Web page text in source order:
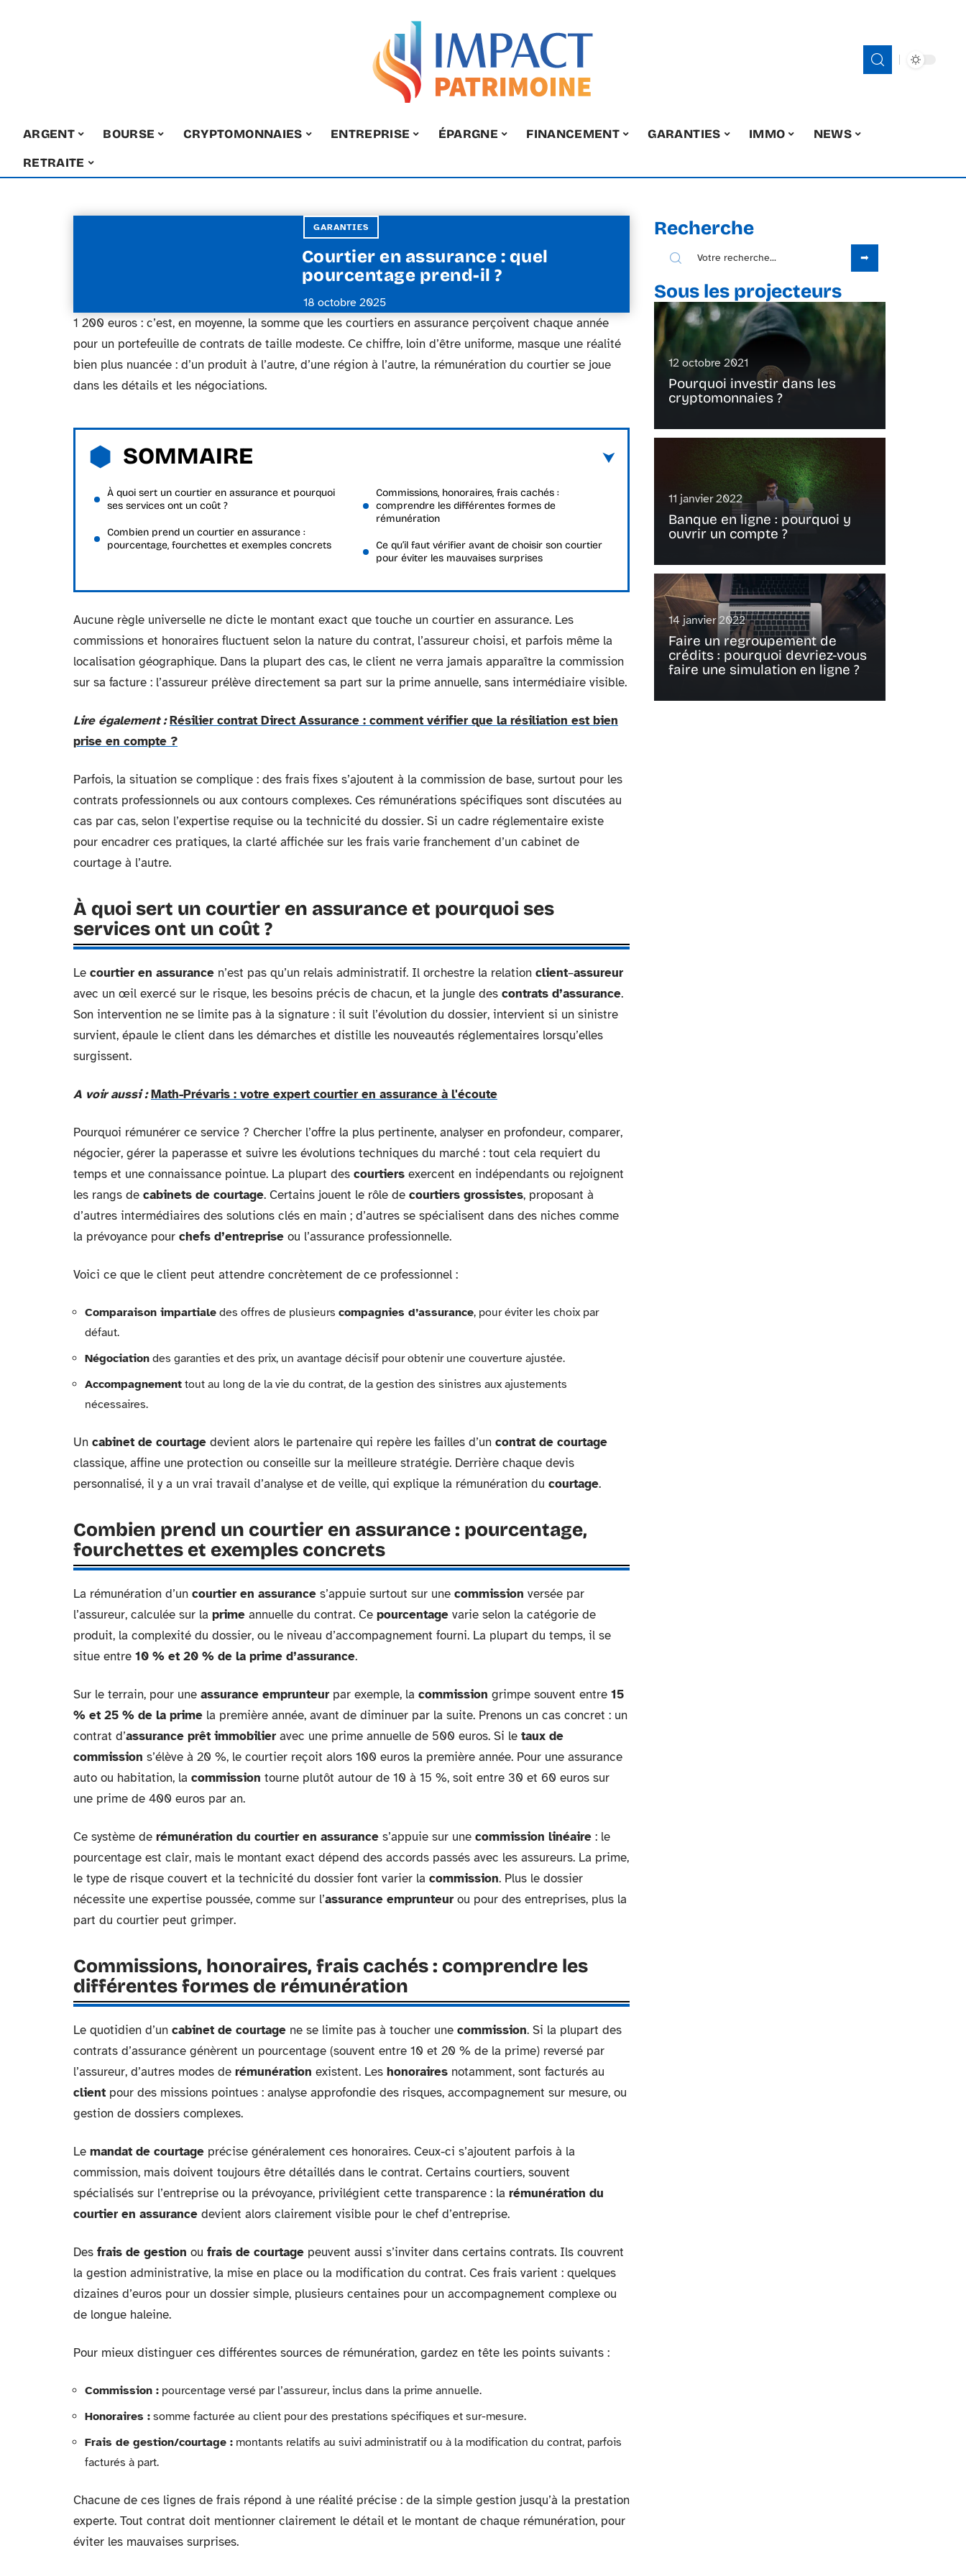
ARGENT BOURSE CRYPTOMONNAIES ENTREPRISE ÉPARGNE FINANCEMENT GARANTIES IMMO
NEWS
RETRAITE
GARANTIES
Courtier en assurance : quel
pourcentage prend-il ?
18 octobre 2025
1 200 euros : c’est, en moyenne, la somme que les courtiers en assurance perçoivent chaque année
pour un portefeuille de contrats de taille modeste. Ce chiffre, loin d’être uniforme, masque une réalité
bien plus nuancée : d’un produit à l’autre, d’une région à l’autre, la rémunération du courtier se joue
dans les détails et les négociations.
SOMMAIRE
À quoi sert un courtier en assurance et pourquoi
ses services ont un coût ?
Combien prend un courtier en assurance :
pourcentage, fourchettes et exemples concrets
Commissions, honoraires, frais cachés :
comprendre les différentes formes de
rémunération
Ce qu’il faut vérifier avant de choisir son courtier
pour éviter les mauvaises surprises
Aucune règle universelle ne dicte le montant exact que touche un courtier en assurance. Les
commissions et honoraires fluctuent selon la nature du contrat, l’assureur choisi, et parfois même la
localisation géographique. Dans la plupart des cas, le client ne verra jamais apparaître la commission
sur sa facture : l’assureur prélève directement sa part sur la prime annuelle, sans intermédiaire visible.
Lire également : Résilier contrat Direct Assurance : comment vérifier que la résiliation est bien
prise en compte ?
Parfois, la situation se complique : des frais fixes s’ajoutent à la commission de base, surtout pour les
contrats professionnels ou aux contours complexes. Ces rémunérations spécifiques sont discutées au
cas par cas, selon l’expertise requise ou la technicité du dossier. Si un cadre réglementaire existe
pour encadrer ces pratiques, la clarté affichée sur les frais varie franchement d’un cabinet de
courtage à l’autre.
À quoi sert un courtier en assurance et pourquoi ses
services ont un coût ?
Le courtier en assurance n’est pas qu’un relais administratif. Il orchestre la relation client–assureur
avec un œil exercé sur le risque, les besoins précis de chacun, et la jungle des contrats d’assurance.
Son intervention ne se limite pas à la signature : il suit l’évolution du dossier, intervient si un sinistre
survient, épaule le client dans les démarches et distille les nouveautés réglementaires lorsqu’elles
surgissent.
A voir aussi : Math-Prévaris : votre expert courtier en assurance à l'écoute
Pourquoi rémunérer ce service ? Chercher l’offre la plus pertinente, analyser en profondeur, comparer,
négocier, gérer la paperasse et suivre les évolutions techniques du marché : tout cela requiert du
temps et une connaissance pointue. La plupart des courtiers exercent en indépendants ou rejoignent
les rangs de cabinets de courtage. Certains jouent le rôle de courtiers grossistes, proposant à
d’autres intermédiaires des solutions clés en main ; d’autres se spécialisent dans des niches comme
la prévoyance pour chefs d’entreprise ou l’assurance professionnelle.
Voici ce que le client peut attendre concrètement de ce professionnel :
Comparaison impartiale des offres de plusieurs compagnies d’assurance, pour éviter les choix par
défaut.
Négociation des garanties et des prix, un avantage décisif pour obtenir une couverture ajustée.
Accompagnement tout au long de la vie du contrat, de la gestion des sinistres aux ajustements
nécessaires.
Un cabinet de courtage devient alors le partenaire qui repère les failles d’un contrat de courtage
classique, affine une protection ou conseille sur la meilleure stratégie. Derrière chaque devis
personnalisé, il y a un vrai travail d’analyse et de veille, qui explique la rémunération du courtage.
Combien prend un courtier en assurance : pourcentage,
fourchettes et exemples concrets
La rémunération d’un courtier en assurance s’appuie surtout sur une commission versée par
l’assureur, calculée sur la prime annuelle du contrat. Ce pourcentage varie selon la catégorie de
produit, la complexité du dossier, ou le niveau d’accompagnement fourni. La plupart du temps, il se
situe entre 10 % et 20 % de la prime d’assurance.
Sur le terrain, pour une assurance emprunteur par exemple, la commission grimpe souvent entre 15
% et 25 % de la prime la première année, avant de diminuer par la suite. Prenons un cas concret : un
contrat d’assurance prêt immobilier avec une prime annuelle de 500 euros. Si le taux de
commission s’élève à 20 %, le courtier reçoit alors 100 euros la première année. Pour une assurance
auto ou habitation, la commission tourne plutôt autour de 10 à 15 %, soit entre 30 et 60 euros sur
une prime de 400 euros par an.
Ce système de rémunération du courtier en assurance s’appuie sur une commission linéaire : le
pourcentage est clair, mais le montant exact dépend des accords passés avec les assureurs. La prime,
le type de risque couvert et la technicité du dossier font varier la commission. Plus le dossier
nécessite une expertise poussée, comme sur l’assurance emprunteur ou pour des entreprises, plus la
part du courtier peut grimper.
Commissions, honoraires, frais cachés : comprendre les
différentes formes de rémunération
Le quotidien d’un cabinet de courtage ne se limite pas à toucher une commission. Si la plupart des
contrats d’assurance génèrent un pourcentage (souvent entre 10 et 20 % de la prime) reversé par
l’assureur, d’autres modes de rémunération existent. Les honoraires notamment, sont facturés au
client pour des missions pointues : analyse approfondie des risques, accompagnement sur mesure, ou
gestion de dossiers complexes.
Le mandat de courtage précise généralement ces honoraires. Ceux-ci s’ajoutent parfois à la
commission, mais doivent toujours être détaillés dans le contrat. Certains courtiers, souvent
spécialisés sur l’entreprise ou la prévoyance, privilégient cette transparence : la rémunération du
courtier en assurance devient alors clairement visible pour le chef d’entreprise.
Des frais de gestion ou frais de courtage peuvent aussi s’inviter dans certains contrats. Ils couvrent
la gestion administrative, la mise en place ou la modification du contrat. Ces frais varient : quelques
dizaines d’euros pour un dossier simple, plusieurs centaines pour un accompagnement complexe ou
de longue haleine.
Pour mieux distinguer ces différentes sources de rémunération, gardez en tête les points suivants :
Commission : pourcentage versé par l’assureur, inclus dans la prime annuelle.
Honoraires : somme facturée au client pour des prestations spécifiques et sur-mesure.
Frais de gestion/courtage : montants relatifs au suivi administratif ou à la modification du contrat, parfois
facturés à part.
Chacune de ces lignes de frais répond à une réalité précise : de la simple gestion jusqu’à la prestation
experte. Tout contrat doit mentionner clairement le détail et le montant de chaque rémunération, pour
éviter les mauvaises surprises.
Recherche
Sous les projecteurs
12 octobre 2021
Pourquoi investir dans les
cryptomonnaies ?
11 janvier 2022
Banque en ligne : pourquoi y
ouvrir un compte ?
14 janvier 2022
Faire un regroupement de
crédits : pourquoi devriez-vous
faire une simulation en ligne ?